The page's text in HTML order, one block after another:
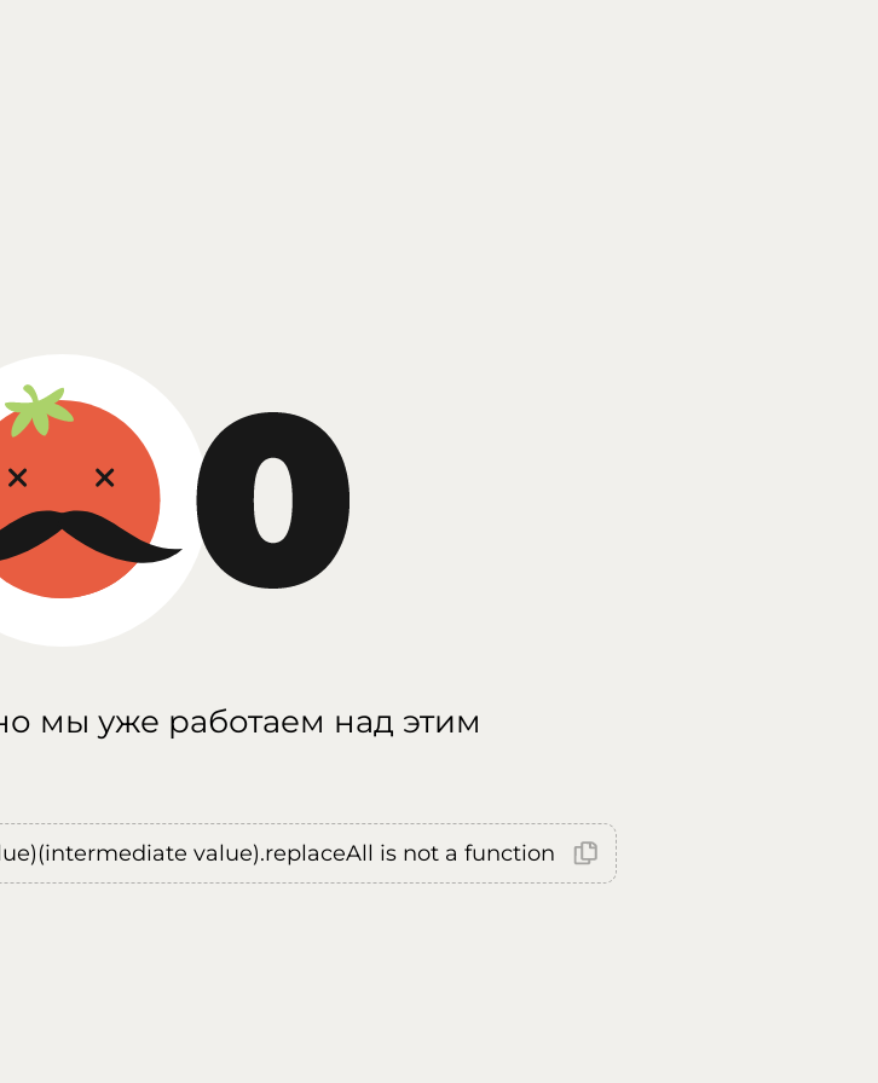
мы уже работаем над этим
value).replaceAll is not a function